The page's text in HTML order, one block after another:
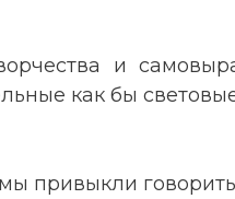
и
как бы
привыкли